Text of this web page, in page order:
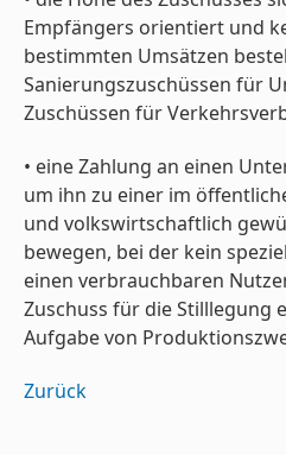
Empfängers orientiert und
bestimmten Umsätzen
Sanierungszuschüssen für
Zuschüssen für
• eine Zahlung an einen
um ihn zu einer im
und volkswirtschaftlich
bewegen, bei der kein
einen verbrauchbaren
Zuschuss für die Stilllegung
Aufgabe von
Zurück